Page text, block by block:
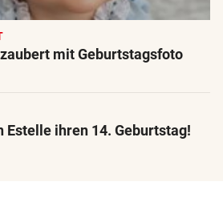
mit Geburtstagsfoto
ihren 14. Geburtstag!